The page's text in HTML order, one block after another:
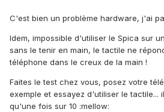
C'est bien un problème hardware, j'ai
Idem, impossible d'utiliser le Spica sur
sans le tenir en main, le tactile ne
téléphone dans le creux de la main !
Faites le test chez vous, posez votre
exemple et essayez d'utiliser le tactile...
qu'une fois sur 10 :mellow: